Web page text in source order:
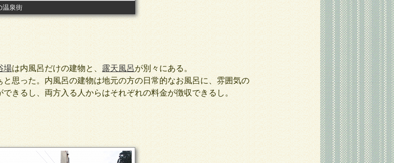
温泉街
場は内風呂だけの建物と、 露天風呂が別々にある。
思った。内風呂の建物は地元の方の日常的なお風呂に、雰囲気の
きるし、両方入る人からはそれぞれの料金が徴収できるし。